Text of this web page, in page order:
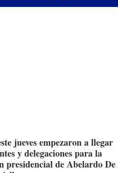
jueves empezaron a llegar
y delegaciones para la
presidencial de Abelardo De